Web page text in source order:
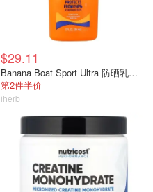
$29.11
Banana Boat Sport Ultra 防晒乳液 SPF50+ 354毫升
第2件半价
iherb